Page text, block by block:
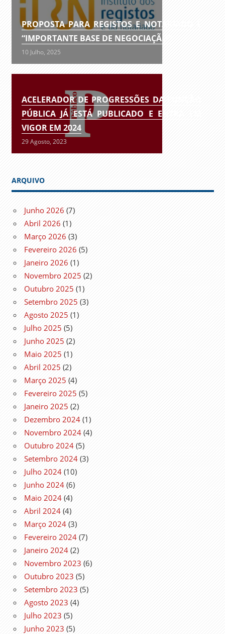
PROPOSTA PARA REGISTOS E NOTARIADO É
“IMPORTANTE BASE DE NEGOCIAÇÃO”
10 Julho, 2025
ACELERADOR DE PROGRESSÕES DA FUNÇÃO
PÚBLICA JÁ ESTÁ PUBLICADO E ENTRA EM
VIGOR EM 2024
29 Agosto, 2023
ARQUIVO
Junho 2026 (7)
Abril 2026 (1)
Março 2026 (3)
Fevereiro 2026 (5)
Janeiro 2026 (1)
Novembro 2025 (2)
Outubro 2025 (1)
Setembro 2025 (3)
Agosto 2025 (1)
Julho 2025 (5)
Junho 2025 (2)
Maio 2025 (1)
Abril 2025 (2)
Março 2025 (4)
Fevereiro 2025 (5)
Janeiro 2025 (2)
Dezembro 2024 (1)
Novembro 2024 (4)
Outubro 2024 (5)
Setembro 2024 (3)
Julho 2024 (10)
Junho 2024 (6)
Maio 2024 (4)
Abril 2024 (4)
Março 2024 (3)
Fevereiro 2024 (7)
Janeiro 2024 (2)
Novembro 2023 (6)
Outubro 2023 (5)
Setembro 2023 (5)
Agosto 2023 (4)
Julho 2023 (5)
Junho 2023 (5)